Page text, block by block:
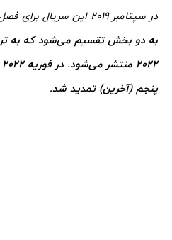
در سپتامبر 2019 این سریال برای فصل چهارم تمدید شد.
پنجم (آخرین) تمدید شد.